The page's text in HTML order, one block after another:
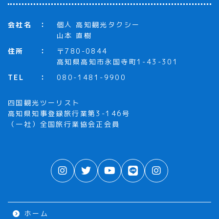
会社名
個人 高知観光タクシー
山本 直樹
住所
〒780-0844
高知県高知市永国寺町1-43-301
TEL
080-1481-9900
四国観光ツーリスト
高知県知事登録旅行業第3-146号
（一社）全国旅行業協会正会員
ホーム